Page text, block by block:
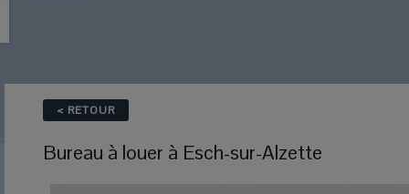
< RETOUR
Bureau à louer à Esch-sur-Alzette